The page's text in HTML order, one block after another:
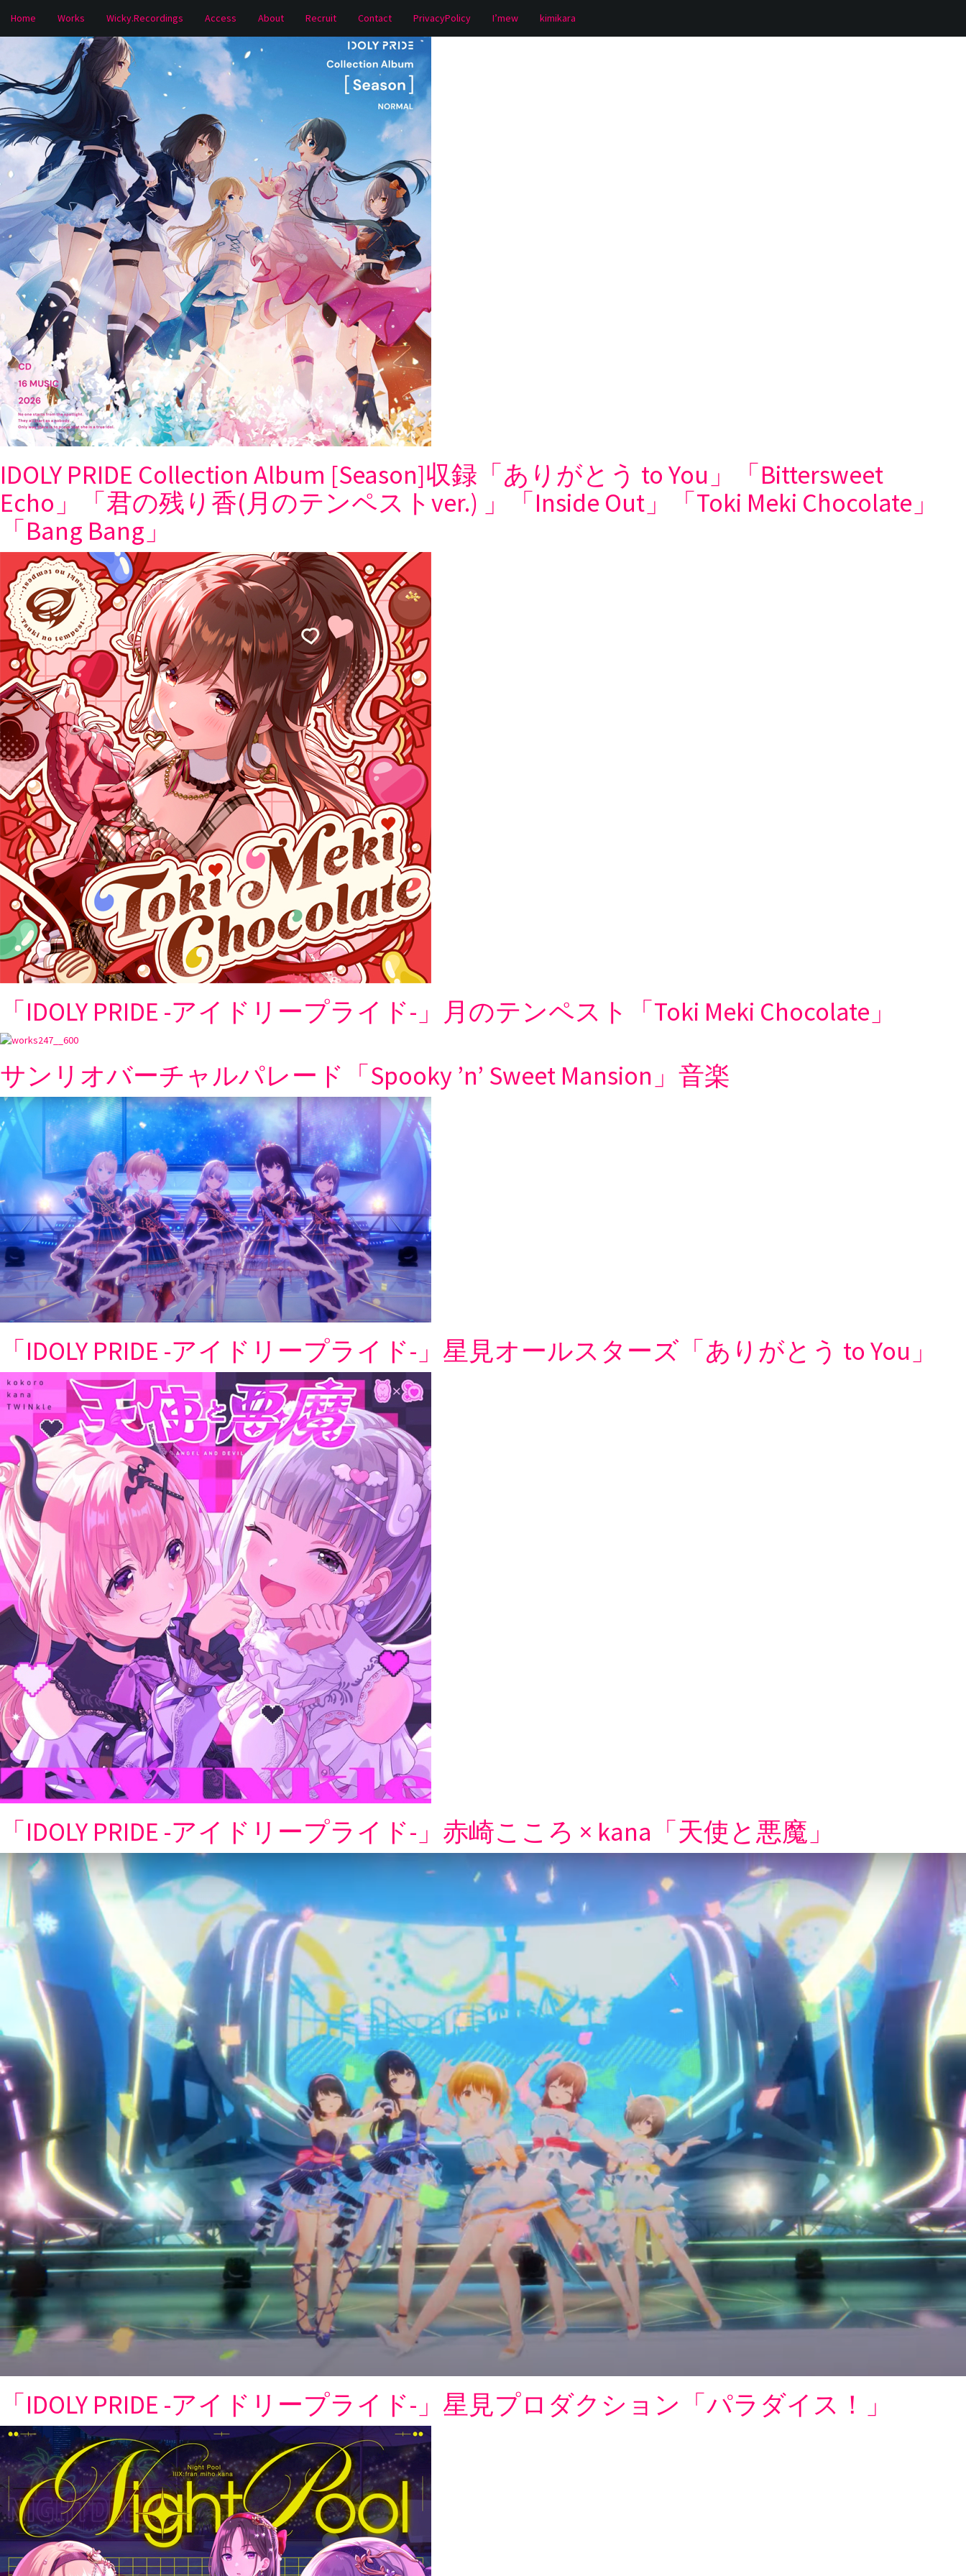
Home Works Wicky.Recordings Access About Recruit Contact PrivacyPolicy I’mew kimikara
IDOLY PRIDE Collection Album [Season]収録「ありがとう to You」「Bittersweet
Echo」「君の残り香(月のテンペストver.) 」「Inside Out」「Toki Meki Chocolate」
「Bang Bang」
「IDOLY PRIDE -アイドリープライド-」月のテンペスト「Toki Meki Chocolate」
サンリオバーチャルパレード「Spooky ’n’ Sweet Mansion」音楽
「IDOLY PRIDE -アイドリープライド-」星見オールスターズ「ありがとう to You」
「IDOLY PRIDE -アイドリープライド-」赤崎こころ × kana「天使と悪魔」
「IDOLY PRIDE -アイドリープライド-」星見プロダクション「パラダイス！」